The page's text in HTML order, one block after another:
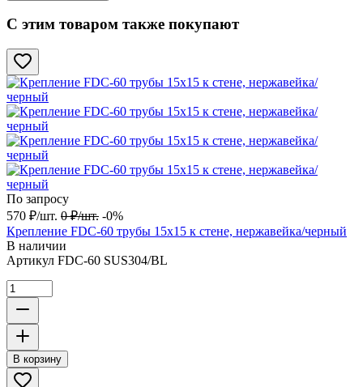
С этим товаром также покупают
По запросу
570 ₽/шт. 0 ₽/шт. -0%
Крепление FDC-60 трубы 15х15 к стене, нержавейка/черный
В наличии
Артикул FDC-60 SUS304/BL
В корзину